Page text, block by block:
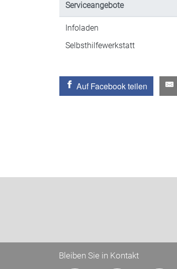
Serviceangebote
Infoladen
Selbsthilfewerkstatt
Auf Facebook teilen
Bleiben Sie in Kontakt